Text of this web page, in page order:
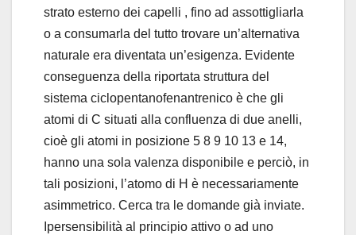
strato esterno dei capelli , fino ad assottigliarla
o a consumarla del tutto trovare un’alternativa
naturale era diventata un’esigenza. Evidente
conseguenza della riportata struttura del
sistema ciclopentanofenantrenico è che gli
atomi di C situati alla confluenza di due anelli,
cioè gli atomi in posizione 5 8 9 10 13 e 14,
hanno una sola valenza disponibile e perciò, in
tali posizioni, l’atomo di H è necessariamente
asimmetrico. Cerca tra le domande già inviate.
Ipersensibilità al principio attivo o ad uno